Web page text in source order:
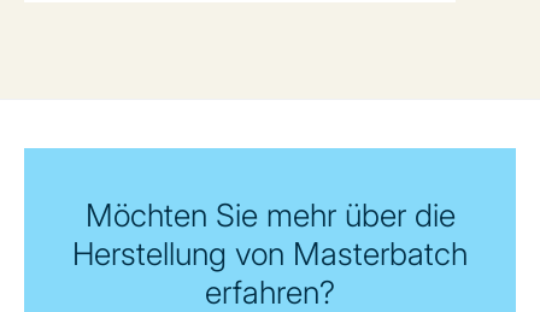
Möchten Sie mehr über die
Herstellung von Masterbatch
erfahren?